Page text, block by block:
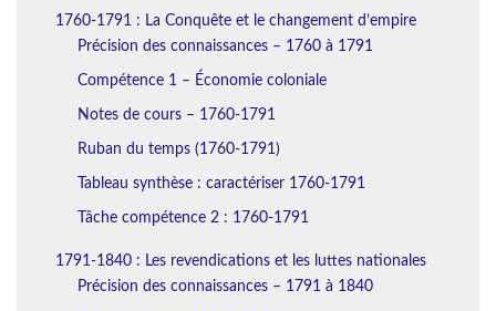
1760-1791 : La Conquête et le changement d’empire
Précision des connaissances – 1760 à 1791
Compétence 1 – Économie coloniale
Notes de cours – 1760-1791
Ruban du temps (1760-1791)
Tableau synthèse : caractériser 1760-1791
Tâche compétence 2 : 1760-1791
1791-1840 : Les revendications et les luttes nationales
Précision des connaissances – 1791 à 1840